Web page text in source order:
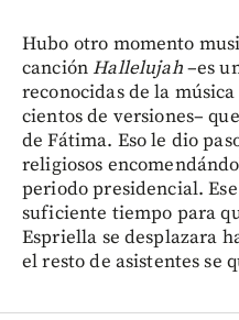
Hubo otro momento
canciónHallelujah–es
reconocidas de la
cientos de versiones–
de Fátima. Eso le dio
religiosos
periodo presidencial.
suficiente tiempo para
Espriella se desplazara
el resto de asistentes se